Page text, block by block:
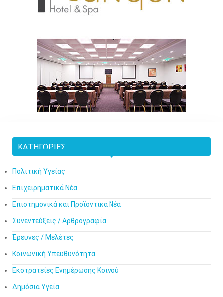
ΚΑΤΗΓΟΡΊΕΣ
Πολιτική Υγείας
Επιχειρηματικά Νέα
Επιστημονικά και Προϊοντικά Νέα
Συνεντεύξεις / Αρθρογραφία
Έρευνες / Μελέτες
Κοινωνική Υπευθυνότητα
Εκστρατείες Ενημέρωσης Κοινού
Δημόσια Υγεία